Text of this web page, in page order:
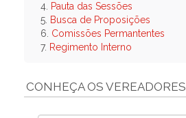
4. Pauta das Sessões
5. Busca de Proposições
6. Comissões Permantentes
7. Regimento Interno
CONHEÇA OS VEREADORES